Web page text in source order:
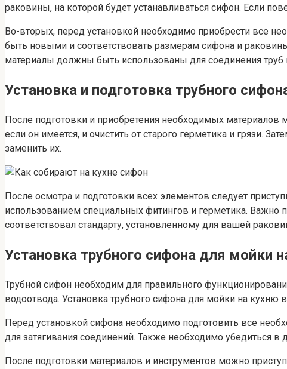
раковины, на которой будет устанавливаться сифон. Если
Во-вторых, перед установкой необходимо приобрести все
быть новыми и соответствовать размерам сифона и
материалы должны быть использованы для соединения труб
Установка и подготовка трубного
После подготовки и приобретения необходимых материалов
если он имеется, и очистить от старого герметика и грязи.
заменить их.
После осмотра и подготовки всех элементов следует
использованием специальных фитингов и герметика.
соответствовал стандарту, установленному для вашей
Установка трубного сифона для мойки
Трубной сифон необходим для правильного
водоотвода. Установка трубного сифона для мойки на
Перед установкой сифона необходимо подготовить все
для затягивания соединений. Также необходимо убедиться
После подготовки материалов и инструментов можно